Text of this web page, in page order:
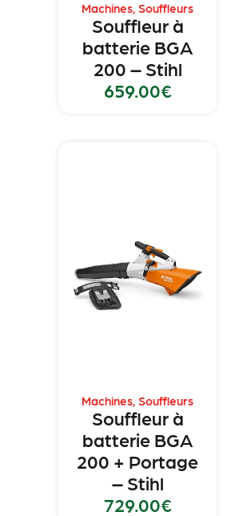
Machines,Souffleurs
Souffleur à
batterie BGA
200 – Stihl
659.00€
Machines,Souffleurs
Souffleur à
batterie BGA
200 + Portage
– Stihl
729.00€